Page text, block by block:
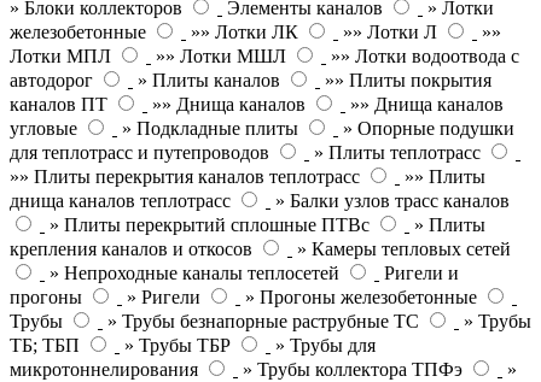
» Блоки коллекторов
Элементы каналов
» Лотки
железобетонные
»» Лотки ЛК »» Лотки Л
»»
Лотки МПЛ
»» Лотки МШЛ
»» Лотки водоотвода с
автодорог
» Плиты каналов
»» Плиты покрытия
каналов ПТ
»» Днища каналов
»» Днища каналов
угловые
» Подкладные плиты
» Опорные подушки
для теплотрасс и путепроводов
» Плиты теплотрасс
»» Плиты перекрытия каналов теплотрасс
»» Плиты
днища каналов теплотрасс
» Балки узлов трасс каналов
» Плиты перекрытий сплошные ПТВс
» Плиты
крепления каналов и откосов
» Камеры тепловых сетей
» Непроходные каналы теплосетей
Ригели и
прогоны
» Ригели
» Прогоны железобетонные
Трубы
» Трубы безнапорные раструбные ТС
» Трубы
ТБ; ТБП
» Трубы ТБР
» Трубы для
микротоннелирования
» Трубы коллектора ТПФэ
»